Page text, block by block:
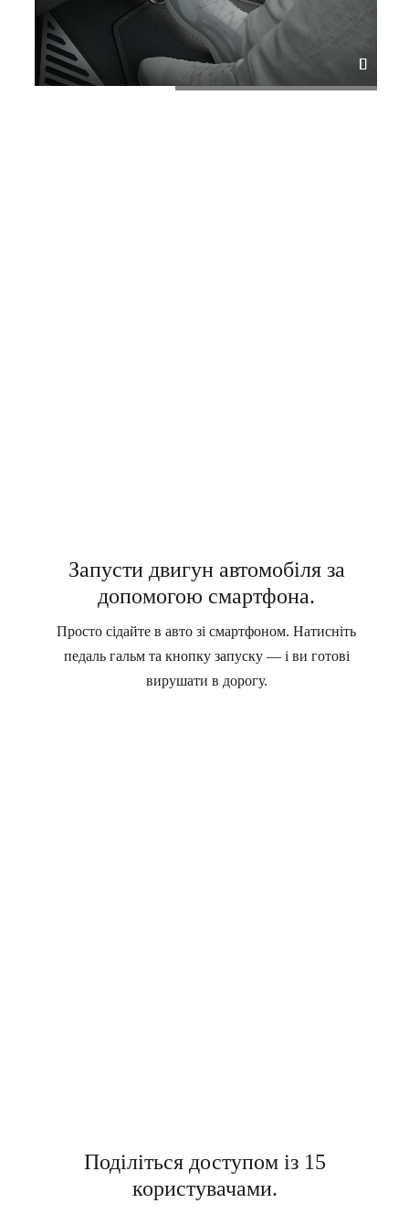
Запусти двигун автомобіля за
допомогою смартфона.
Просто сідайте в авто зі смартфоном. Натисніть
педаль гальм та кнопку запуску — і ви готові
вирушати в дорогу.
Поділіться доступом із 15
користувачами.